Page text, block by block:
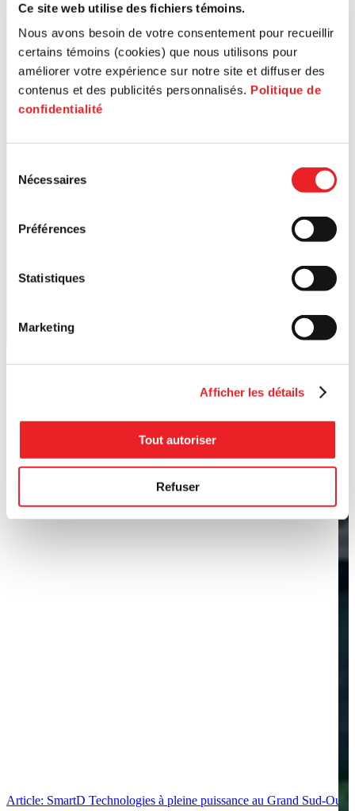
Ce site web utilise des fichiers témoins.
Nous avons besoin de votre consentement pour recueillir
certains témoins (cookies) que nous utilisons pour
améliorer votre expérience sur notre site et diffuser des
contenus et des publicités personnalisés. Politique de
confidentialité
Nécessaires
Préférences
Statistiques
Marketing
Afficher les détails
Tout autoriser
Refuser
Article: SmartD Technologies à pleine puissance au Grand Sud-Ouest